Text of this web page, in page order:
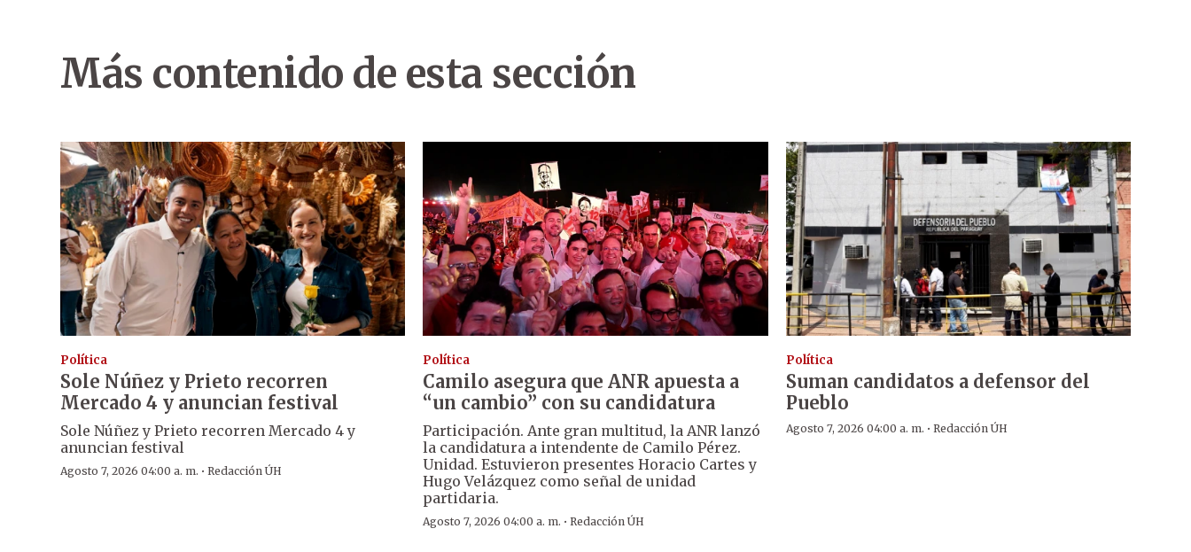
Más contenido de esta sección
Política
Sole Núñez y Prieto recorren
Mercado 4 y anuncian festival
Sole Núñez y Prieto recorren Mercado 4 y
anuncian festival
Agosto 7, 2026 04:00 a. m. · Redacción ÚH
Política
Camilo asegura que ANR apuesta a
“un cambio” con su candidatura
Participación. Ante gran multitud, la ANR lanzó
la candidatura a intendente de Camilo Pérez.
Unidad. Estuvieron presentes Horacio Cartes y
Hugo Velázquez como señal de unidad
partidaria.
Agosto 7, 2026 04:00 a. m. ·Redacción ÚH
Política
Suman candidatos a defensor del
Pueblo
Agosto 7, 2026 04:00 a. m. · Redacción ÚH